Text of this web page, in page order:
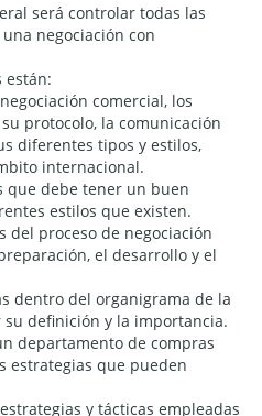
será controlar todas las
negociación con
están:
comercial, los
protocolo, la comunicación
diferentes tipos y estilos,
internacional.
que debe tener un buen
estilos que existen.
del proceso de negociación
el desarrollo y el
dentro del organigrama de la
su definición y la importancia.
departamento de compras
estrategias que pueden
y tácticas empleadas